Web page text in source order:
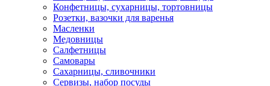
Конфетницы, сухарницы, тортовницы
Розетки, вазочки для варенья
Масленки
Медовницы
Салфетницы
Самовары
Сахарницы, сливочники
Сервизы, набор посуды